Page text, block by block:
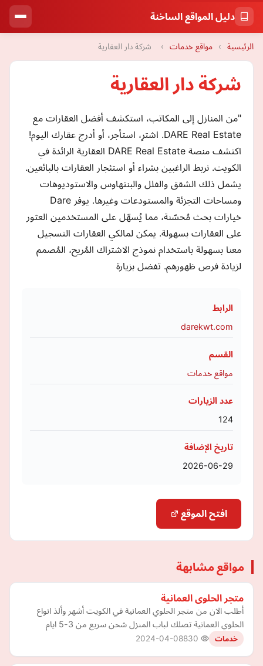
دليل المواقع الساخنة
الرئيسية › مواقع خدمات › شركة دار العقارية
شركة دار العقارية
"من المنازل إلى المكاتب، استكشف أفضل العقارات مع
DARE Real Estate. اشترِ، استأجر، أو أدرج عقارك اليوم!
اكتشف منصة DARE Real Estate العقارية الرائدة في
الكويت. نربط الراغبين بشراء أو استئجار العقارات بالبائعين.
يشمل ذلك الشقق والفلل والبنتهاوس والاستوديوهات
ومساحات التجزئة والمستودعات وغيرها. يوفر Dare
خيارات بحث مُحسّنة، مما يُسهّل على المستخدمين العثور
على العقارات بسهولة. يمكن لمالكي العقارات التسجيل
معنا بسهولة باستخدام نموذج الاشتراك المُريح، المُصمم
لزيادة فرص ظهورهم. تفضل بزيارة
الرابط
darekwt.com
القسم
مواقع خدمات
عدد الزيارات
124
تاريخ الإضافة
2026-06-29
افتح الموقع
مواقع مشابهة
متجر الحلوى العمانية
أطلب الان من متجر الحلوي العمانية في الكويت أشهر وألذ انواع
الحلوي العمانية تصلك لباب المنزل شحن سريع من 3-5 ايام
خدمات 2024-04-08